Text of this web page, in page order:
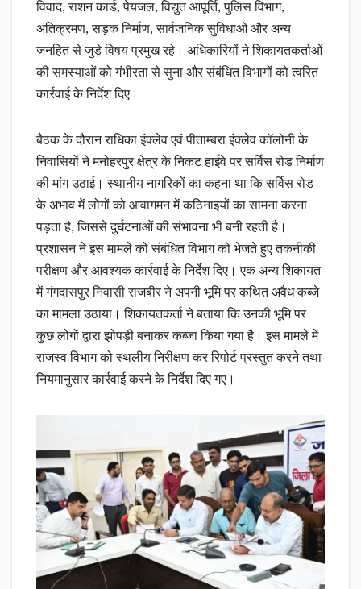
विवाद, राशन कार्ड, पेयजल, विद्युत आपूर्ति, पुलिस विभाग,
अतिक्रमण, सड़क निर्माण, सार्वजनिक सुविधाओं और अन्य
जनहित से जुड़े विषय प्रमुख रहे। अधिकारियों ने शिकायतकर्ताओं
की समस्याओं को गंभीरता से सुना और संबंधित विभागों को त्वरित
कार्रवाई के निर्देश दिए।
बैठक के दौरान राधिका इंक्लेव एवं पीताम्बरा इंक्लेव कॉलोनी के
निवासियों ने मनोहरपुर क्षेत्र के निकट हाईवे पर सर्विस रोड निर्माण
की मांग उठाई। स्थानीय नागरिकों का कहना था कि सर्विस रोड
के अभाव में लोगों को आवागमन में कठिनाइयों का सामना करना
पड़ता है, जिससे दुर्घटनाओं की संभावना भी बनी रहती है।
प्रशासन ने इस मामले को संबंधित विभाग को भेजते हुए तकनीकी
परीक्षण और आवश्यक कार्रवाई के निर्देश दिए। एक अन्य शिकायत
में गंगदासपुर निवासी राजबीर ने अपनी भूमि पर कथित अवैध कब्जे
का मामला उठाया। शिकायतकर्ता ने बताया कि उनकी भूमि पर
कुछ लोगों द्वारा झोपड़ी बनाकर कब्जा किया गया है। इस मामले में
राजस्व विभाग को स्थलीय निरीक्षण कर रिपोर्ट प्रस्तुत करने तथा
नियमानुसार कार्रवाई करने के निर्देश दिए गए।